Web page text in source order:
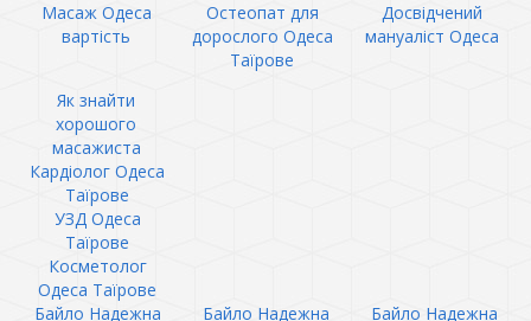
Масаж Одеса
вартість
Остеопат для
дорослого Одеса
Таїрове
Досвідчений
мануаліст Одеса
Як знайти
хорошого
масажиста
Кардіолог Одеса
Таїрове
УЗД Одеса
Таїрове
Косметолог
Одеса Таїрове
Байло Надежна
Байло Надежна
Байло Надежна